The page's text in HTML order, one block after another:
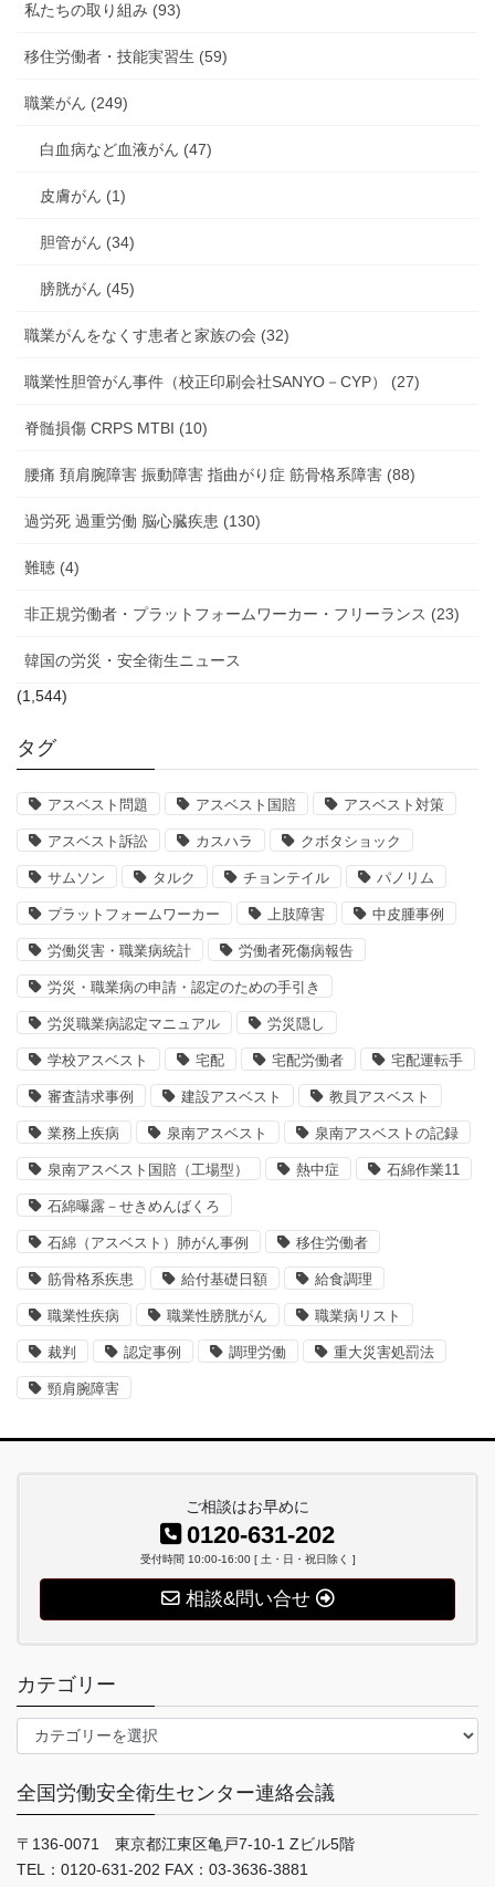
私たちの取り組み (93)
移住労働者・技能実習生 (59)
職業がん (249)
白血病など血液がん (47)
皮膚がん (1)
胆管がん (34)
膀胱がん (45)
職業がんをなくす患者と家族の会 (32)
職業性胆管がん事件（校正印刷会社SANYO－CYP） (27)
脊髄損傷 CRPS MTBI (10)
腰痛 頚肩腕障害 振動障害 指曲がり症 筋骨格系障害 (88)
過労死 過重労働 脳心臓疾患 (130)
難聴 (4)
非正規労働者・プラットフォームワーカー・フリーランス (23)
韓国の労災・安全衛生ニュース
(1,544)
タグ
アスベスト問題 アスベスト国賠 アスベスト対策
アスベスト訴訟 カスハラ クボタショック
サムソン タルク チョンテイル パノリム
プラットフォームワーカー 上肢障害 中皮腫事例
労働災害・職業病統計 労働者死傷病報告
労災・職業病の申請・認定のための手引き
労災職業病認定マニュアル 労災隠し
学校アスベスト 宅配 宅配労働者 宅配運転手
審査請求事例 建設アスベスト 教員アスベスト
業務上疾病 泉南アスベスト 泉南アスベストの記録
泉南アスベスト国賠（工場型） 熱中症 石綿作業11
石綿曝露－せきめんばくろ
石綿（アスベスト）肺がん事例 移住労働者
筋骨格系疾患 給付基礎日額 給食調理
職業性疾病 職業性膀胱がん 職業病リスト
裁判 認定事例 調理労働 重大災害処罰法
頸肩腕障害
ご相談はお早めに
0120-631-202
受付時間 10:00-16:00 [ 土・日・祝日除く ]
相談&問い合せ
カテゴリー
テ
リ
ー
全国労働安全衛生センター連絡会議
〒136-0071 東京都江東区亀戸7-10-1 Zビル5階
TEL：0120-631-202 FAX：03-3636-3881